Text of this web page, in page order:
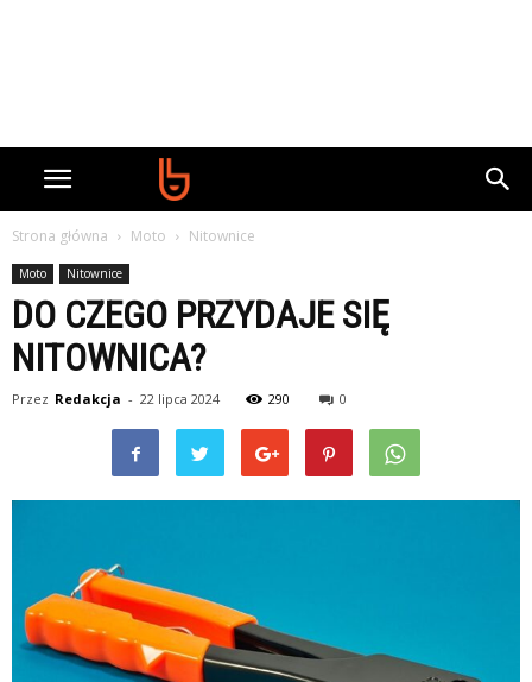
Strona główna Moto Nitownice
Moto Nitownice
DO CZEGO PRZYDAJE SIĘ
NITOWNICA?
Przez Redakcja - 22 lipca 2024 290 0